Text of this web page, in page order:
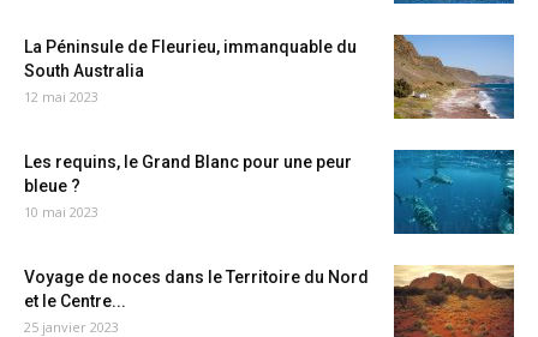
La Péninsule de Fleurieu, immanquable du
South Australia
12 mai 2023
Les requins, le Grand Blanc pour une peur
bleue ?
10 mai 2023
Voyage de noces dans le Territoire du Nord
et le Centre...
25 janvier 2023